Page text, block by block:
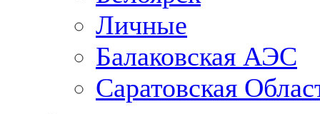
Личные
Балаковская АЭС
Саратовская